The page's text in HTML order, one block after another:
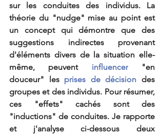
sur les conduites des individus. La
théorie du "nudge" mise au point est
un concept qui démontre que des
suggestions indirectes provenant
d'éléments divers de la situation elle-
même, peuvent influencer "en
douceur" les prises de décision des
groupes et des individus. Pour résumer,
ces "effets" cachés sont des
"inductions" de conduites. Je rapporte
et j'analyse ci-dessous deux